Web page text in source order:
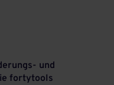
und
fortytools